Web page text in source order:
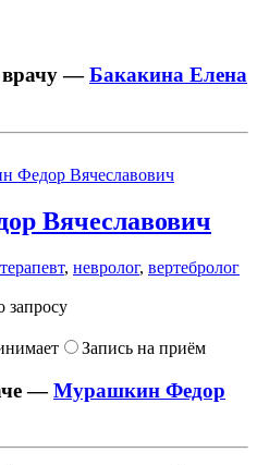
врачу —Бакакина Елена
Вячеславович
, невролог, вертебролог
запросу
Запись на приём
—Мурашкин Федор